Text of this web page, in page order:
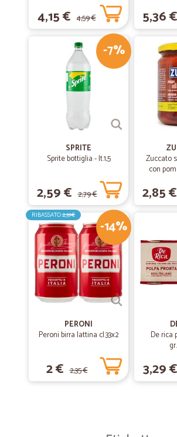
4,15 € 4,59 € 5,36 €
-7%
SPRITE
Sprite bottiglia - lt.1,5
2,59 € 2,79 €
Zuccato
con
interi
2,85 €
-14%
RIBASSATO2,39€
PERONI
Peroni birra lattina cl.33x2
2 € 2,35 €
De rica
3,29 €